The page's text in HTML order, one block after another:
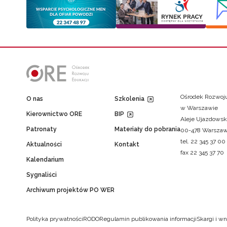
O nas
Kierownictwo ORE
Patronaty
Aktualności
Kalendarium
Sygnaliści
Archiwum projektów PO WER
Szkolenia
BIP
Materiały do pobrania
Kontakt
Ośrodek
w Warszawie
Aleje
00-478
tel. 22 345 37 00
fax 22 345 37 70
Polityka prywatnościRODORegulamin publikowania informacjiSkargi i